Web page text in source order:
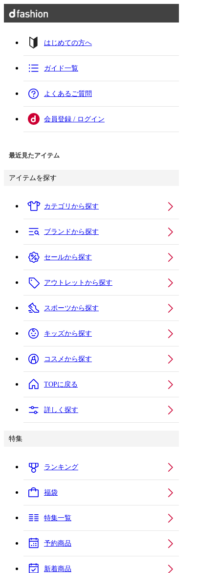
はじめての方へ
ガイド一覧
よくあるご質問
会員登録 / ログイン
最近見たアイテム
アイテムを探す
カテゴリから探す
ブランドから探す
セールから探す
アウトレットから探す
スポーツから探す
キッズから探す
コスメから探す
TOPに戻る
詳しく探す
特集
ランキング
福袋
特集一覧
予約商品
新着商品